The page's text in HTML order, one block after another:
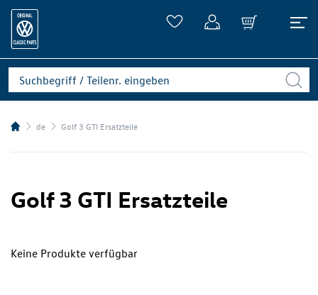
de Golf 3 GTI Ersatzteile
Golf 3 GTI Ersatzteile
Keine Produkte verfügbar